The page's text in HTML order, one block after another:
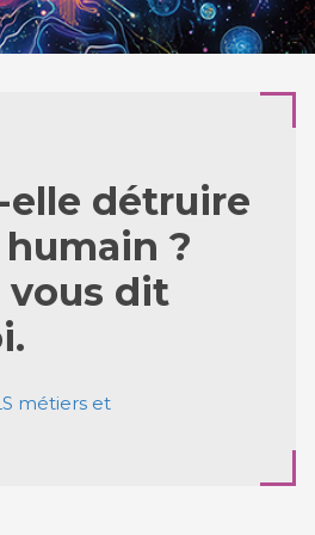
elle détruire
?
vous dit
métiers et